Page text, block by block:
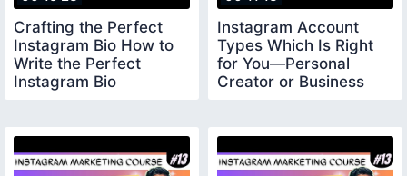
Crafting the Perfect
Instagram Bio How to
Write the Perfect
Instagram Bio
Instagram Account
Types Which Is Right
for You—Personal
Creator or Business